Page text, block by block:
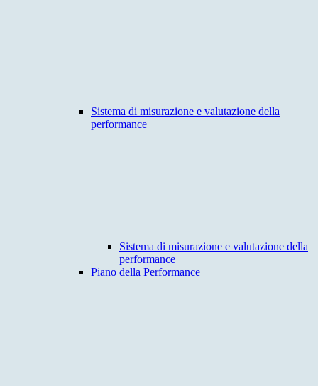
Sistema di misurazione e valutazione della
performance
Sistema di misurazione e valutazione della
performance
Piano della Performance